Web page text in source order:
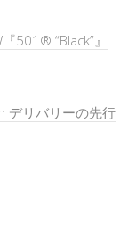
501®︎ “Black”』
デリバリーの先行